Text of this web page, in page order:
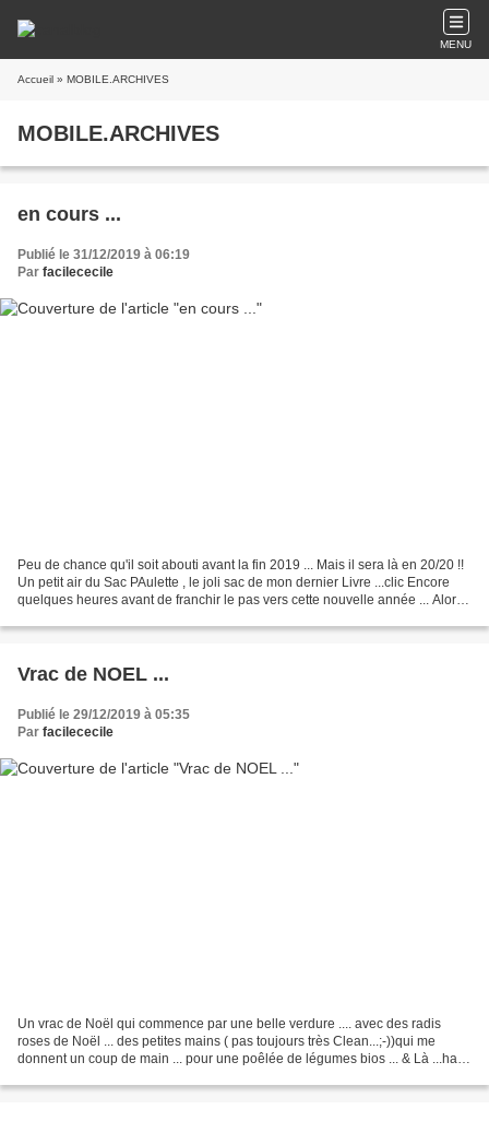
MENU
Accueil » MOBILE.ARCHIVES
MOBILE.ARCHIVES
en cours ...
Publié le 31/12/2019 à 06:19
Par facilececile
Peu de chance qu'il soit abouti avant la fin 2019 ... Mais il sera là en 20/20 !!
Un petit air du Sac PAulette , le joli sac de mon dernier Livre ...clic Encore
quelques heures avant de franchir le pas vers cette nouvelle année ... Alors
Vrac de NOEL ...
Publié le 29/12/2019 à 05:35
Par facilececile
Un vrac de Noël qui commence par une belle verdure .... avec des radis
roses de Noël ... des petites mains ( pas toujours très Clean...;-))qui me
donnent un coup de main ... pour une poêlée de légumes bios ... & Là ...ha